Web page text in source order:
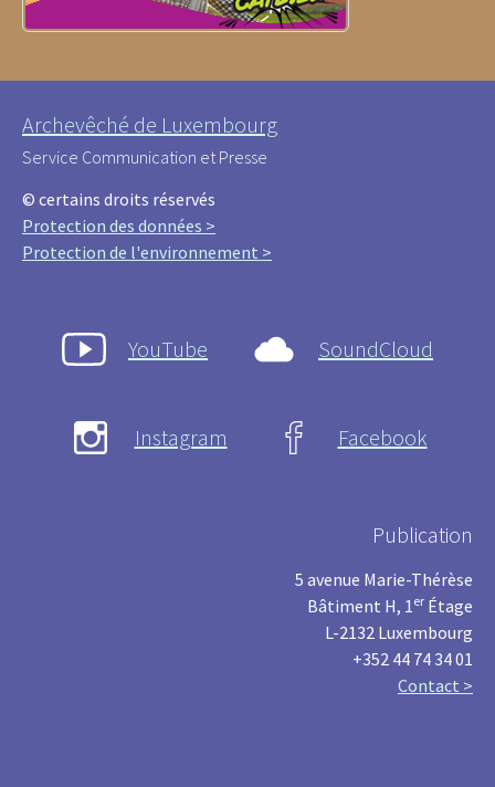
Archevêché de Luxembourg
Service Communication et Presse
© certains droits réservés
Protection des données >
Protection de l'environnement >
YouTube SoundCloud
Instagram Facebook
Publication
5 avenue Marie-Thérèse
Bâtiment H, 1 er Étage
L-2132 Luxembourg
+352 44 74 34 01
Contact >